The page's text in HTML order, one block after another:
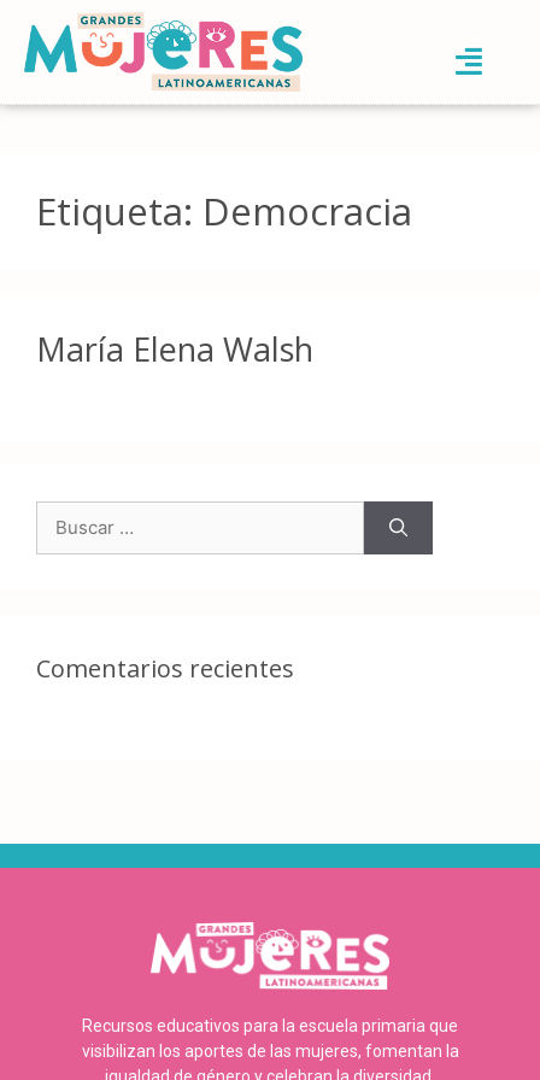
Etiqueta: Democracia
María Elena Walsh
Comentarios recientes
Recursos educativos para la escuela primaria que
visibilizan los aportes de las mujeres, fomentan la
igualdad de género y celebran la diversidad.